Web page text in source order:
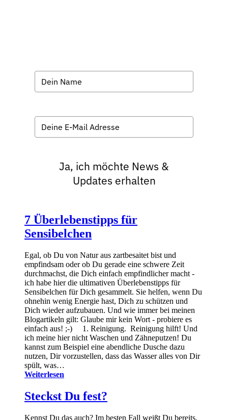
Ja, ich möchte News &
Updates erhalten
7 Überlebenstipps für
Sensibelchen
Egal, ob Du von Natur aus zartbesaitet bist und
empfindsam oder ob Du gerade eine schwere Zeit
durchmachst, die Dich einfach empfindlicher macht -
ich habe hier die ultimativen Überlebenstipps für
Sensibelchen für Dich gesammelt. Sie helfen, wenn Du
ohnehin wenig Energie hast, Dich zu schützen und
Dich wieder aufzubauen. Und wie immer bei meinen
Blogartikeln gilt: Glaube mir kein Wort - probiere es
einfach aus! ;-) 1. Reinigung. Reinigung hilft! Und
ich meine hier nicht Waschen und Zähneputzen! Du
kannst zum Beispiel eine abendliche Dusche dazu
nutzen, Dir vorzustellen, dass das Wasser alles von Dir
spült, was…
Weiterlesen
Steckst Du fest?
Kennst Du das auch? Im besten Fall weißt Du bereits,